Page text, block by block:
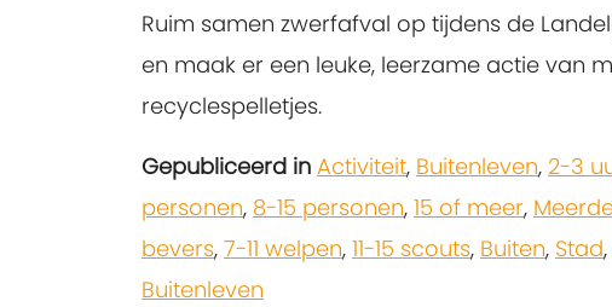
Ruim samen zwerfafval op tijdens de
en maak er een leuke, leerzame actie van
recyclespelletjes.
Gepubliceerd in Activiteit, Buitenleven, 2-3
personen, 8-15 personen, 15 of meer,
bevers, 7-11 welpen, 11-15 scouts, Buiten, Stad,
Buitenleven